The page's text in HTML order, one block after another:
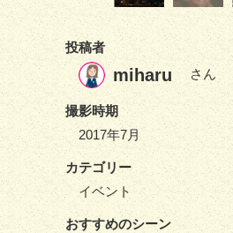
投稿者
miharu さん
撮影時期
2017年7月
カテゴリー
イベント
おすすめのシーン